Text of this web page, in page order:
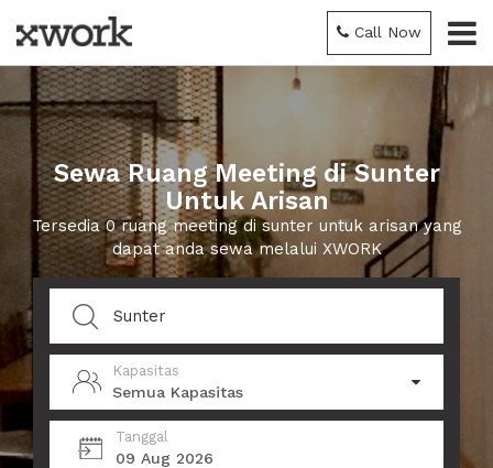
Call Now
Sewa Ruang Meeting di Sunter
Untuk Arisan
Tersedia 0 ruang meeting di sunter untuk arisan yang
dapat anda sewa melalui XWORK
Kapasitas
Semua Kapasitas
Tanggal
09 Aug 2026